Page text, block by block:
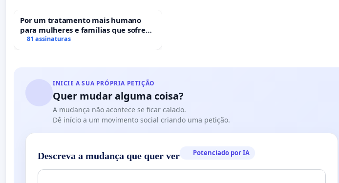
Por um tratamento mais humano
para mulheres e famílias que sofrem
uma perda gestacional nos hospitais
81 assinaturas
INICIE A SUA PRÓPRIA PETIÇÃO
Quer mudar alguma coisa?
A mudança não acontece se ficar calado.
Dê início a um movimento social criando uma petição.
Descreva a mudança que quer ver Potenciado por IA